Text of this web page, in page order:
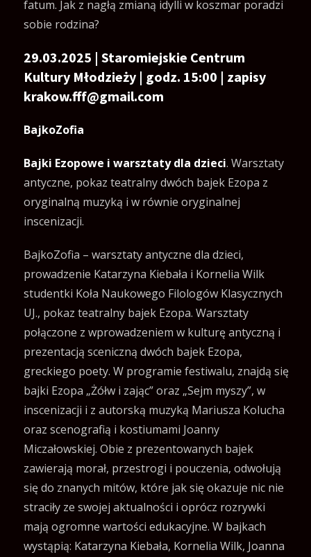
fatum. Jak z nagłą zmianą idylli w koszmar poradzi
sobie rodzina?
29.03.2025 | Staromiejskie Centrum
Kultury Młodzieży | godz. 15:00 | zapisy
krakow.fff@gmail.com
BajkoZofia
Bajki Ezopowe i warsztaty dla dzieci. Warsztaty
antyczne, pokaz teatralny dwóch bajek Ezopa z
oryginalną muzyką i w równie oryginalnej
inscenizacji.
BajkoZofia – warsztaty antyczne dla dzieci,
prowadzenie Katarzyna Kiebała i Kornelia Wilk
studentki Koła Naukowego Filologów Klasycznych
UJ., pokaz teatralny bajek Ezopa. Warsztaty
połączone z wprowadzeniem w kulturę antyczną i
prezentacją sceniczną dwóch bajek Ezopa,
greckiego poety. W programie festiwalu, znajdą się
bajki Ezopa „Żółw i zając” oraz „Sejm myszy”, w
inscenizacji i z autorską muzyką Mariusza Kolucha
oraz scenografią i kostiumami Joanny
Miczałowskiej. Obie z prezentowanych bajek
zawierają morał, przestrogi i pouczenia, odwołują
się do znanych mitów, które jak się okazuje nic nie
straciły ze swojej aktualności i oprócz rozrywki
mają ogromne wartości edukacyjne. W bajkach
wystąpią: Katarzyna Kiebała, Kornelia Wilk, Joanna